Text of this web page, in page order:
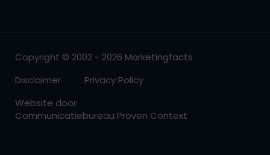
Copyright © 2002 - 2026 Marketingfacts
Disclaimer
Privacy Policy
Website door
Communicatiebureau Proven Context